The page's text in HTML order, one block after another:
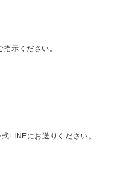
示ください。
LINEにお送りください。